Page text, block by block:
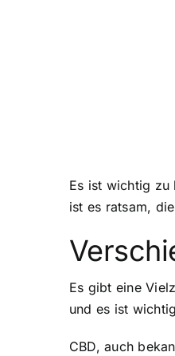
Es ist wichtig zu
ist es ratsam,
Es gibt eine
und es ist
CBD, auch